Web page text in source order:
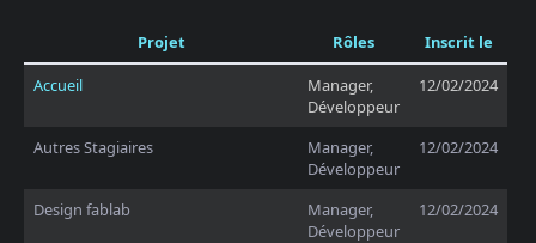
Projet Rôles
Inscrit le
Accueil
Manager,
Développeur
12/02/2024
Autres Stagiaires
Manager,
Développeur
12/02/2024
Design fablab
Manager,
Développeur
12/02/2024